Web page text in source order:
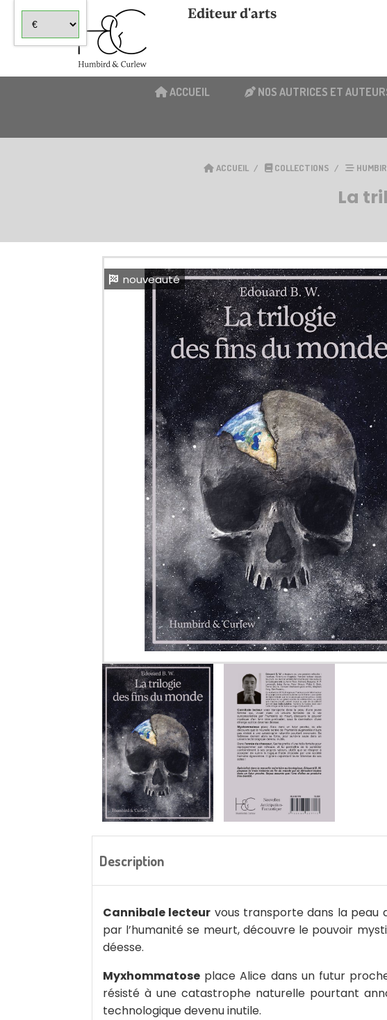
Editeur d'arts
ACCUEIL NOS AUTRICES ET
ACCUEIL COLLECTIONS
La
nouveauté
Description
Cannibale lecteur vous transporte dans la peau
par l’humanité se meurt, découvre le pouvoir
déesse.
Myxhommatose place Alice dans un futur
résisté à une catastrophe naturelle pourtant
technologique devenu inutile.